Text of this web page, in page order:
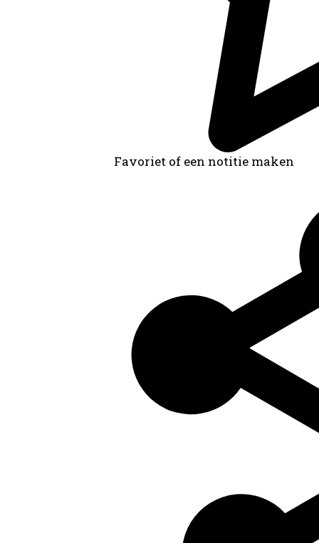
Favoriet of een notitie maken